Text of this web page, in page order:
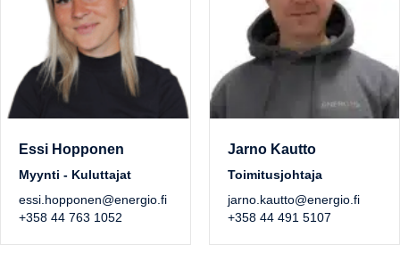
Essi Hopponen
Myynti - Kuluttajat
essi.hopponen@energio.fi
+358 44 763 1052
Jarno Kautto
Toimitusjohtaja
jarno.kautto@energio.fi
+358 44 491 5107